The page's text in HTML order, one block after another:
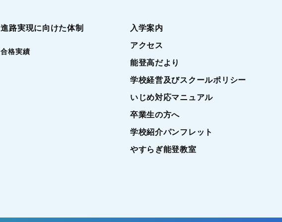
進路実現に向けた体制
合格実績
入学案内
アクセス
能登高だより
学校経営及びスクールポリシー
いじめ対応マニュアル
卒業生の方へ
学校紹介パンフレット
やすらぎ能登教室